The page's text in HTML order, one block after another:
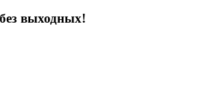
выходных!